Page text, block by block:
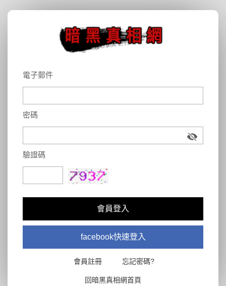
電子郵件
密碼
驗證碼
會員登入
facebook快速登入
會員註冊 忘記密碼?
回暗黑真相網首頁